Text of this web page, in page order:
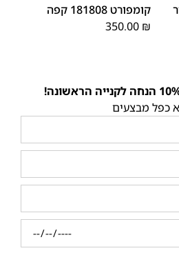
קומפורט 181808 קפה
350.00 ₪
כפל מבצעים